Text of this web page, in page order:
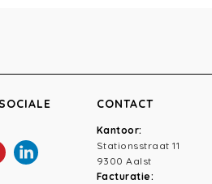
CONTACT
Kantoor:
Stationsstraat 11
9300 Aalst
Facturatie: